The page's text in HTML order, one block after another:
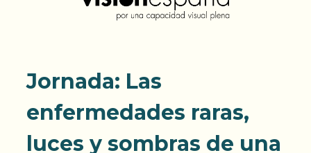
Jornada: Las
enfermedades raras,
luces y sombras de una